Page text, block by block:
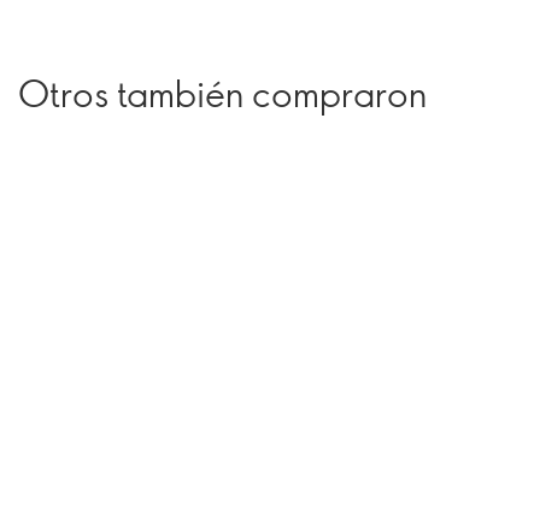
Otros también compraron